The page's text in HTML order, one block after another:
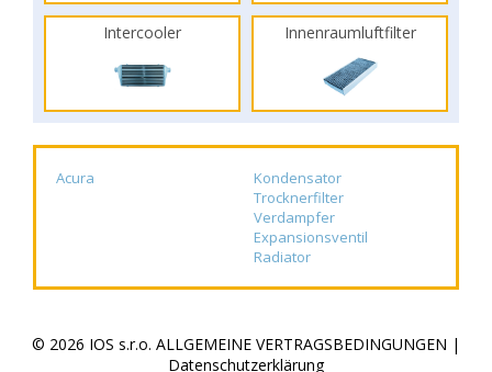
Intercooler Innenraumluftfilter
Acura
Kondensator
Trocknerfilter
Verdampfer
Expansionsventil
Radiator
© 2026 IOS s.r.o. ALLGEMEINE VERTRAGSBEDINGUNGEN |
Datenschutzerklärung